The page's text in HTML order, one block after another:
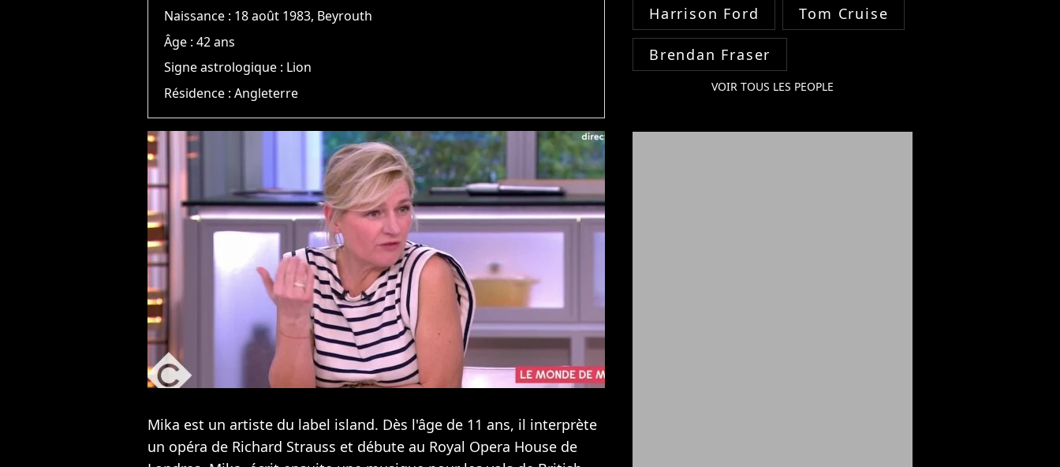
Naissance : 18 août 1983, Beyrouth
Âge :42 ans
Signe astrologique : Lion
Résidence :Angleterre
Mika est un artiste du label island. Dès l'âge de 11 ans, il interprète
un opéra de Richard Strauss et débute au Royal Opera House de
Harrison Ford Tom Cruise
Brendan Fraser
VOIR TOUS LES PEOPLE